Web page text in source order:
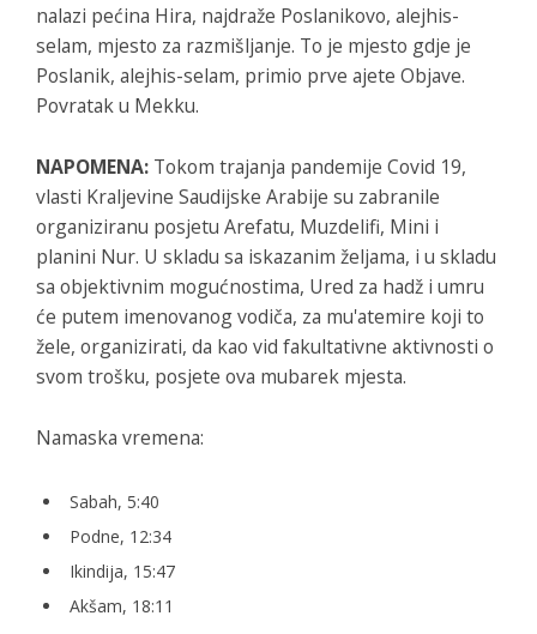
nalazi pećina Hira, najdraže Poslanikovo, alejhis-
selam, mjesto za razmišljanje. To je mjesto gdje je
Poslanik, alejhis-selam, primio prve ajete Objave.
Povratak u Mekku.
NAPOMENA: Tokom trajanja pandemije Covid 19,
vlasti Kraljevine Saudijske Arabije su zabranile
organiziranu posjetu Arefatu, Muzdelifi, Mini i
planini Nur. U skladu sa iskazanim željama, i u skladu
sa objektivnim mogućnostima, Ured za hadž i umru
će putem imenovanog vodiča, za mu'atemire koji to
žele, organizirati, da kao vid fakultativne aktivnosti o
svom trošku, posjete ova mubarek mjesta.
Namaska vremena:
Sabah, 5:40
Podne, 12:34
Ikindija, 15:47
Akšam, 18:11